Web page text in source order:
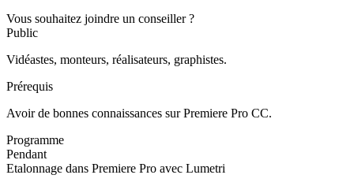
Vous souhaitez joindre un conseiller ?
Public
Vidéastes, monteurs, réalisateurs, graphistes.
Prérequis
Avoir de bonnes connaissances sur Premiere Pro CC.
Programme
Pendant
Etalonnage dans Premiere Pro avec Lumetri